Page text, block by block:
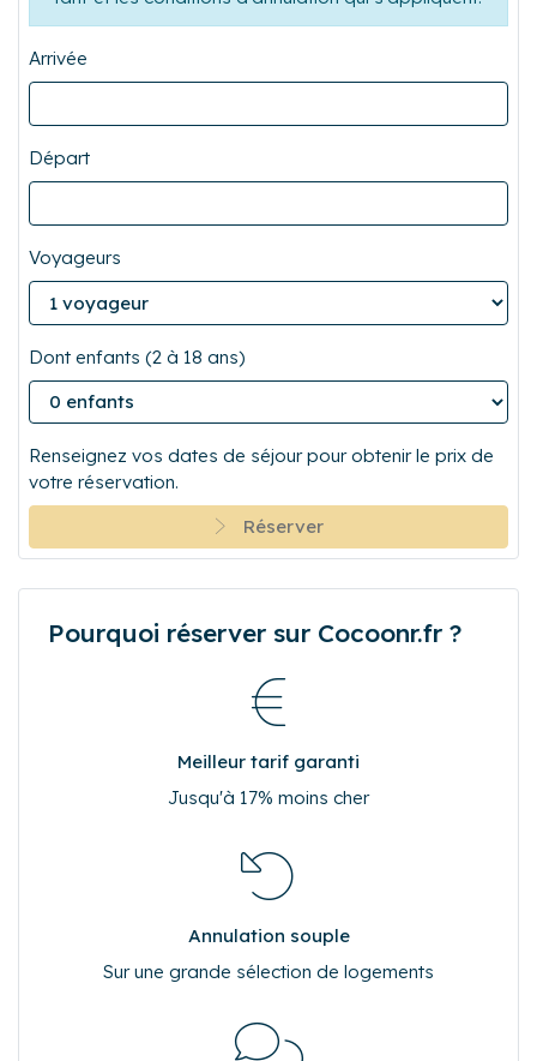
Arrivée
Départ
Voyageurs
Dont enfants (2 à 18 ans)
Renseignez vos dates de séjour pour obtenir le prix de
votre réservation.
Réserver
Pourquoi réserver sur Cocoonr.fr ?
Meilleur tarif garanti
Jusqu'à 17% moins cher
Annulation souple
Sur une grande sélection de logements